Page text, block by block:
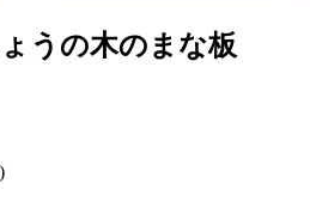
うの木のまな板